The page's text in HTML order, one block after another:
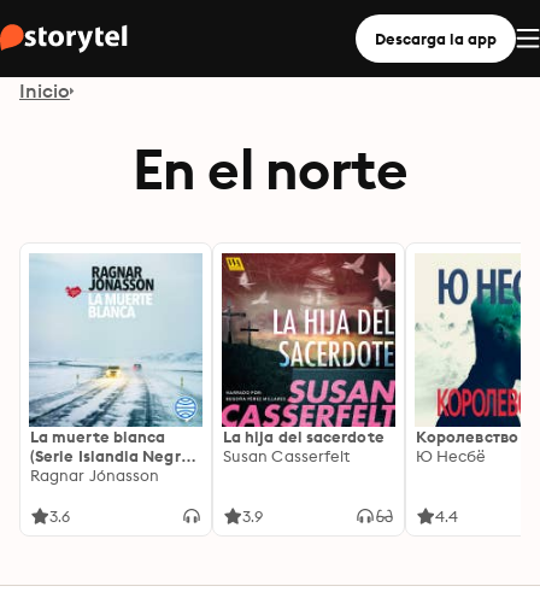
Descarga la app
Inicio
En el norte
La muerte blanca
(Serie Islandia Negra
2)
Ragnar Jónasson
3.6
La hija del sacerdote
Susan Casserfelt
3.9
Королевство
Ю Несбё
4.4